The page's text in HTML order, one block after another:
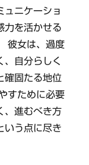
ュニケーショ
力を活かせる
彼女は、過度
、自分らしく
確固たる地位
すために必要
、進むべき方
いう点に尽き